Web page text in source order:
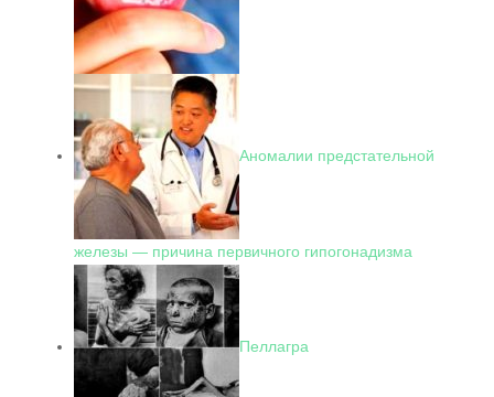
Аномалии предстательной
железы — причина первичного гипогонадизма
Пеллагра